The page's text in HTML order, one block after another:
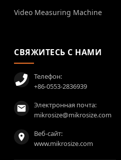
Video Measuring Machine
СВЯЖИТЕСЬ С НАМИ
Телефон:
+86-0553-2836939
Электронная почта:
mikrosize@mikrosize.com
Веб-сайт:
www.mikrosize.com